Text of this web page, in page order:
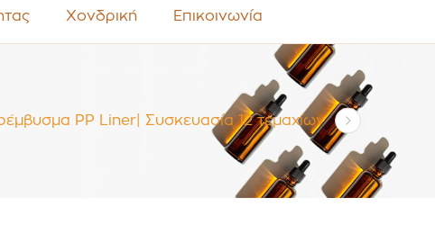
Χονδρική Επικοινωνία
PP Liner| Συσκευασία 12 τεμαχίων